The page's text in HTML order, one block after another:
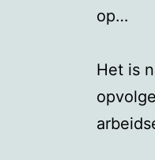
op…
Het is